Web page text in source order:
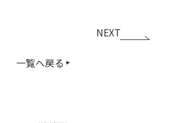
一覧へ戻る
NEXT